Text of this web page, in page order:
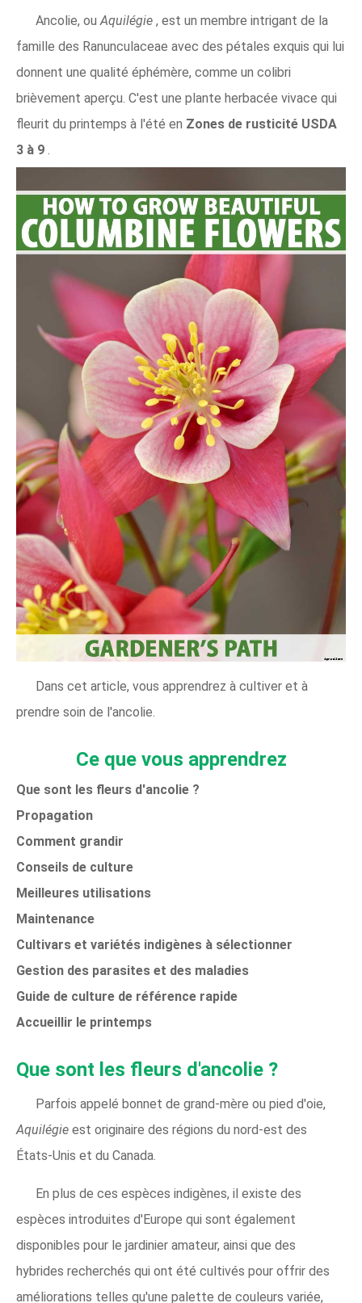
Ancolie, ouAquilégie , est un membre intrigant de la
famille des Ranunculaceae avec des pétales exquis qui lui
donnent une qualité éphémère, comme un colibri
brièvement aperçu. C'est une plante herbacée vivace qui
fleurit du printemps à l'été en Zones de rusticité USDA
3 à 9 .
Dans cet article, vous apprendrez à cultiver et à
prendre soin de l'ancolie.
Ce que vous apprendrez
Que sont les fleurs d'ancolie ?
Propagation
Comment grandir
Conseils de culture
Meilleures utilisations
Maintenance
Cultivars et variétés indigènes à sélectionner
Gestion des parasites et des maladies
Guide de culture de référence rapide
Accueillir le printemps
Que sont les fleurs d'ancolie ?
Parfois appelé bonnet de grand-mère ou pied d'oie,
Aquilégie est originaire des régions du nord-est des
États-Unis et du Canada.
En plus de ces espèces indigènes, il existe des
espèces introduites d'Europe qui sont également
disponibles pour le jardinier amateur, ainsi que des
hybrides recherchés qui ont été cultivés pour offrir des
améliorations telles qu'une palette de couleurs variée,